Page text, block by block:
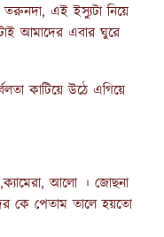
তরুনদা, এই ইস্যুটা নিয়ে
আমাদের এবার ঘুরে
কাটিয়ে উঠে এগিয়ে
আলো । জোছনা
কে পেতাম তালে হয়তো